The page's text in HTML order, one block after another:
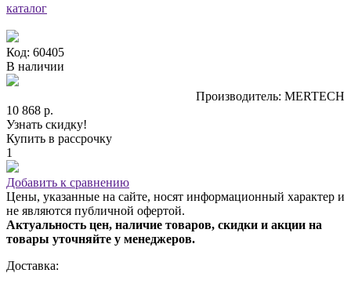
каталог
Код: 60405
В наличии
Производитель: MERTECH
10 868 р.
Узнать скидку!
Купить в рассрочку
1
Добавить к сравнению
Цены, указанные на сайте, носят информационный характер и
не являются публичной офертой.
Актуальность цен, наличие товаров, скидки и акции на
товары уточняйте у менеджеров.
Доставка: